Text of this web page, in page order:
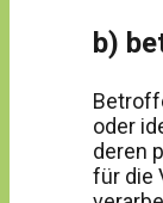
b)
oder
deren
für die